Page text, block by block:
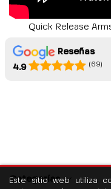
Quick Release
Reseñas
4.9
(69)
Categorías
Este sitio web utiliza